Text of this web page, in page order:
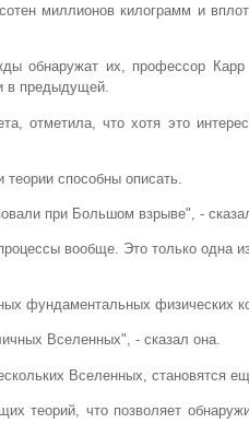
миллионов килограмм и
обнаружат их, профессор
в предыдущей.
отметила, что хотя это
способны описать.
при Большом взрыве", -
вообще. Это только одна
фундаментальных физических
Вселенных", - сказал она.
Вселенных, становятся
теорий, что позволяет